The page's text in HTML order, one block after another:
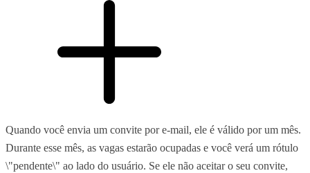
Quando você envia um convite por e-mail, ele é válido por um mês.
Durante esse mês, as vagas estarão ocupadas e você verá um rótulo
\"pendente\" ao lado do usuário. Se ele não aceitar o seu convite,